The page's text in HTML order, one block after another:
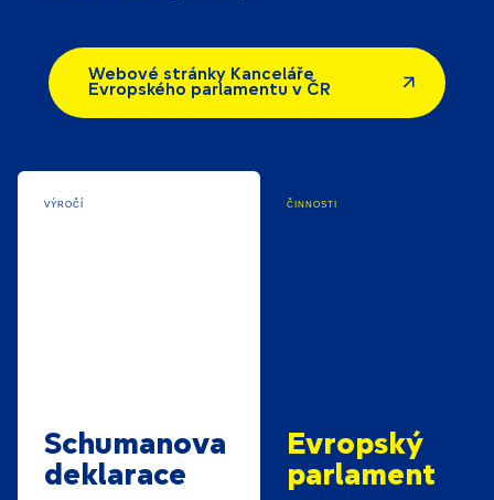
Webové stránky Kanceláře
Evropského parlamentu v ČR
VÝROČÍ
Schumanova
deklarace
činnosti
Evropský
parlament